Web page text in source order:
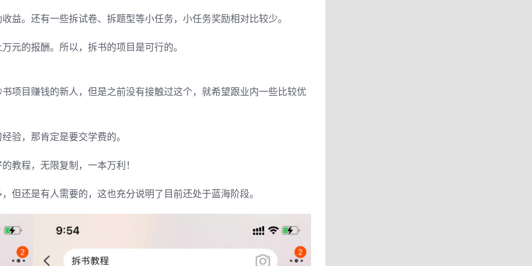
益。还有一些拆试卷、拆题型等小任务，小任务奖励相对比较少。
元的报酬。所以，拆书的项目是可行的。
项目赚钱的新人，但是之前没有接触过这个，就希望跟业内一些比较优
验，那肯定是要交学费的。
教程，无限复制，一本万利！
但还是有人需要的，这也充分说明了目前还处于蓝海阶段。